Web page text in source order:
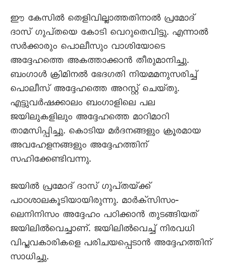
ഈ കേസിൽ തെളിവില്ലാത്തതിനാൽ പ്രമോദ്‌
ദാസ്‌ ഗുപ്‌തയെ കോടി വെറുതെവിട്ടു. എന്നാൽ
സർക്കാരും പൊലീസും വാശിയോടെ
അദ്ദേഹത്തെ അകത്താക്കാൻ തീരുമാനിച്ചു.
ബംഗാൾ ക്രിമിനൽ ഭേദഗതി നിയമമനുസരിച്ച്‌
പൊലീസ്‌ അദ്ദേഹത്തെ അറസ്റ്റ്‌ ചെയ്‌തു.
എട്ടുവർഷക്കാലം ബംഗാളിലെ പല
ജയിലുകളിലും അദ്ദേഹത്തെ മാറിമാറി
താമസിപ്പിച്ചു. കൊടിയ മർദനങ്ങളും ക്രൂരമായ
അവഹേളനങ്ങളും അദ്ദേഹത്തിന്‌
സഹിക്കേണ്ടിവന്നു.
ജയിൽ പ്രമോദ്‌ ദാസ്‌ ഗുപ്‌തയ്‌ക്ക്‌
പാഠശാലകൂടിയായിരുന്നു. മാർക്‌സിസം‐
ലെനിനിസം അദ്ദേഹം പഠിക്കാൻ തുടങ്ങിയത്‌
ജയിലിൽവെച്ചാണ്‌. ജയിലിൽവെച്ച്‌ നിരവധി
വിപ്ലവകാരികളെ പരിചയപ്പെടാൻ അദ്ദേഹത്തിന്‌
സാധിച്ചു.